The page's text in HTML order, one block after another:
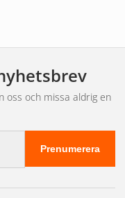
oss och missa aldrig en
Prenumerera